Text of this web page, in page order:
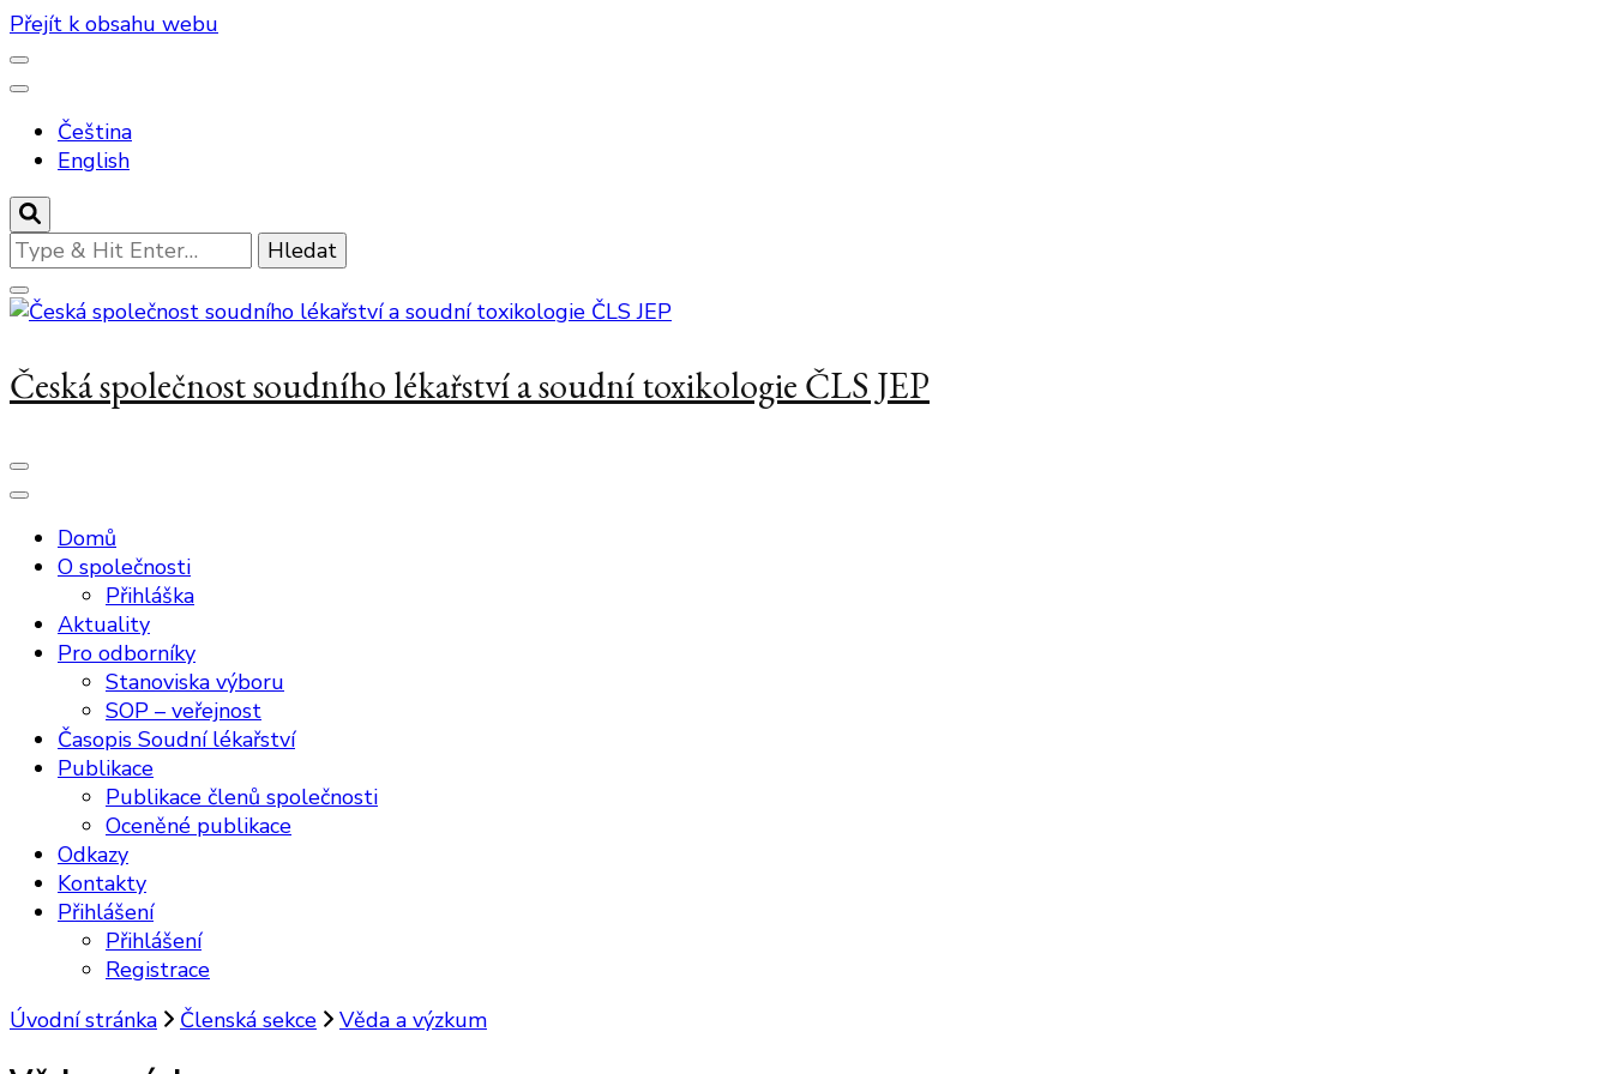
Přejít k obsahu webu
Čeština
English
Hledáte
něco
?
Česká společnost soudního lékařství a soudní toxikologie ČLS JEP
Domů
O společnosti
Přihláška
Aktuality
Pro odborníky
Stanoviska výboru
SOP – veřejnost
Časopis Soudní lékařství
Publikace
Publikace členů společnosti
Oceněné publikace
Odkazy
Kontakty
Přihlášení
Přihlášení
Registrace
Úvodní stránka
Členská sekce Věda a výzkum